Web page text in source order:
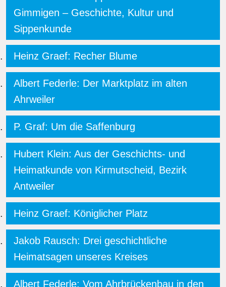
Gimmigen – Geschichte, Kultur und
Sippenkunde
Heinz Graef: Recher Blume
Albert Federle: Der Marktplatz im alten
Ahrweiler
P. Graf: Um die Saffenburg
Hubert Klein: Aus der Geschichts- und
Heimatkunde von Kirmutscheid, Bezirk
Antweiler
Heinz Graef: Königlicher Platz
Jakob Rausch: Drei geschichtliche
Heimatsagen unseres Kreises
Albert Federle: Vom Ahrbrückenbau in den